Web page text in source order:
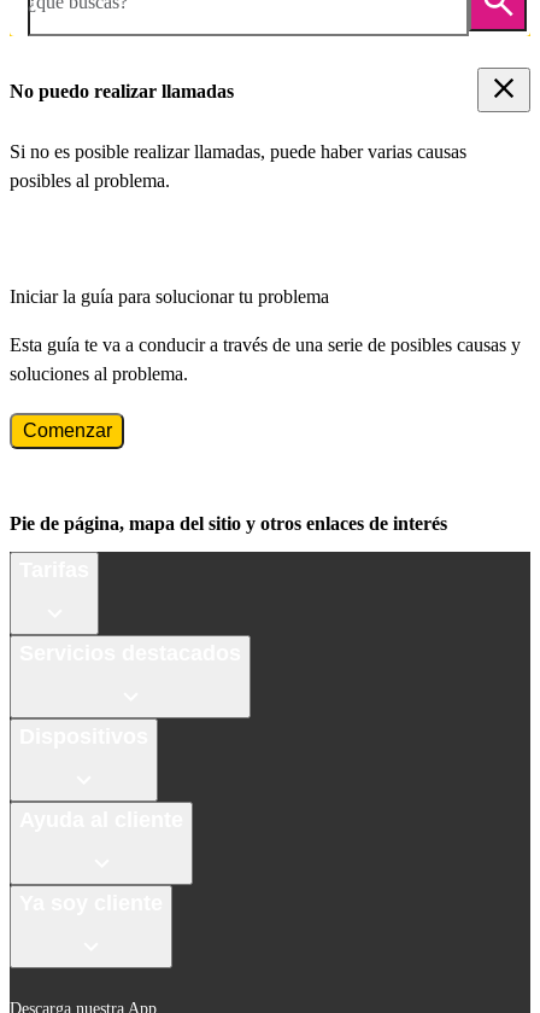
No puedo realizar llamadas
Si no es posible realizar llamadas, puede haber varias causas
posibles al problema.
Iniciar la guía para solucionar tu problema
Esta guía te va a conducir a través de una serie de posibles causas y
soluciones al problema.
Comenzar
Pie de página, mapa del sitio y otros enlaces de interés
Descarga nuestra App